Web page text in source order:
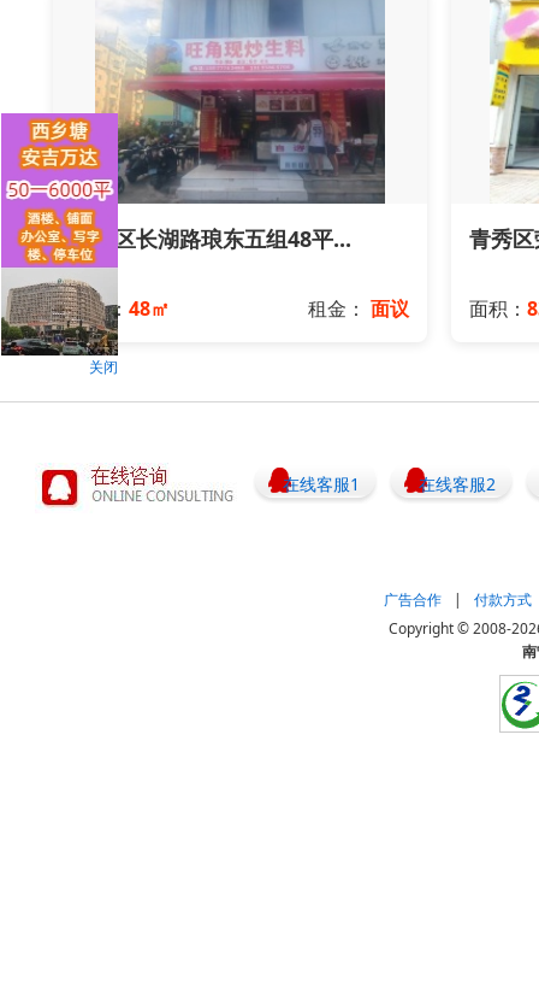
青秀区长湖路琅东五组48平...
面积： 48㎡ 租金： 面议
青秀
面积：
在线客服1 在线客服2
广告合作 |
付款方式
Copyright © 2008-
关闭